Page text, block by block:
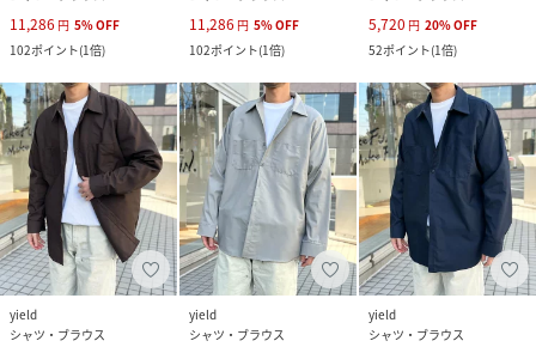
11,286 円 5%OFF
102ポイント(1倍)
11,286 円 5%OFF
102ポイント(1倍)
5,720 円 20%OFF
52ポイント(1倍)
yield
シャツ・ブラウス
yield
シャツ・ブラウス
yield
シャツ・ブラウス